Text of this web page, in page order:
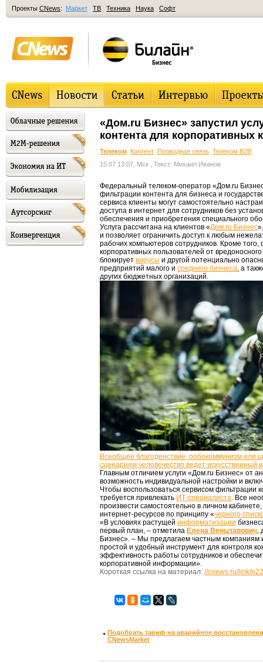
Проекты CNews: Маркет ТВ Техника Наука Софт
«Дом.ru Бизнес» запустил
контента для корпоративных
Телеком Контент Проводная связь Телеком B2B
15.07 13:07, Мск , Текст: Михаил Иванов
Федеральный телеком-оператор «Дом.ru
фильтрации контента для бизнеса и
сервиса клиенты могут самостоятельно
доступа в интернет для сотрудников без
обеспечения и приобретения специального
Услуга рассчитана на клиентов «Дом.ru Бизнес
и позволяет ограничить доступ к любым
рабочих компьютеров сотрудников. Кроме того,
корпоративных пользователей от
блокирует вирусы и другой потенциально
предприятий малого и среднего бизнеса, а
других бюджетных организаций.
Всеобщее благоденствие, робокоммунизм или
сценариям человечество ведет искусственный
Главным отличием услуги «Дом.ru Бизнес» от
возможность индивидуальной настройки и
Чтобы воспользоваться сервисом фильтрации
требуется привлекать ИТ-специалиста . Все
произвести самостоятельно в личном
интернет-ресурсов по принципу «черного
«В условиях растущей информатизации
первый план, – отметила Елена Венцлавович
Бизнес». – Мы предлагаем частным компаниям
простой и удобный инструмент для контроля
эффективность работы сотрудников и
корпоративной информации».
Короткая ссылка на материал: //cnews.ru/link/
Подобрать тариф на аварийное
CNewsMarket